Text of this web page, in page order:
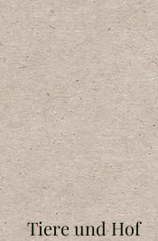
Tiere und Hof